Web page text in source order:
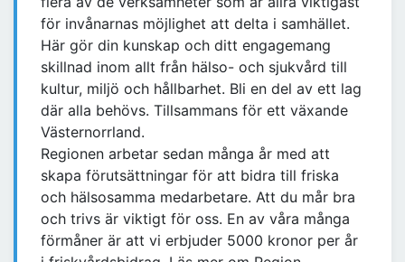
för invånarnas möjlighet att delta i samhället.
Här gör din kunskap och ditt engagemang
skillnad inom allt från hälso- och sjukvård till
kultur, miljö och hållbarhet. Bli en del av ett lag
där alla behövs. Tillsammans för ett växande
Västernorrland.
Regionen arbetar sedan många år med att
skapa förutsättningar för att bidra till friska
och hälsosamma medarbetare. Att du mår bra
och trivs är viktigt för oss. En av våra många
förmåner är att vi erbjuder 5000 kronor per år